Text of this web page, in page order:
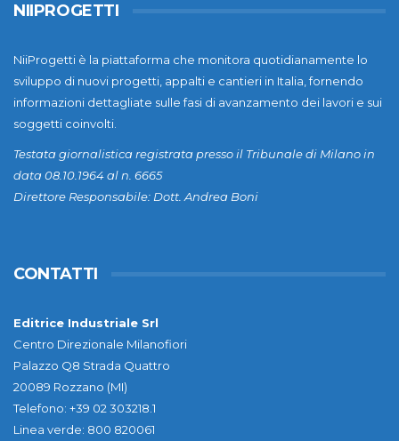
NIIPROGETTI
NiiProgetti è la piattaforma che monitora quotidianamente lo
sviluppo di nuovi progetti, appalti e cantieri in Italia, fornendo
informazioni dettagliate sulle fasi di avanzamento dei lavori e sui
soggetti coinvolti.
Testata giornalistica registrata presso il Tribunale di Milano in
data 08.10.1964 al n. 6665
Direttore Responsabile: Dott. Andrea Boni
CONTATTI
Editrice Industriale Srl
Centro Direzionale Milanofiori
Palazzo Q8 Strada Quattro
20089 Rozzano (MI)
Telefono: +39 02 303218.1
Linea verde: 800 820061